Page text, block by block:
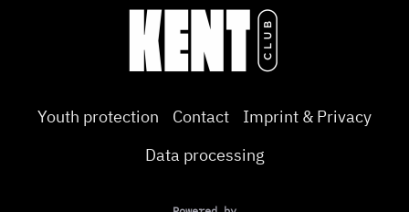
Youth protection Contact
Imprint & Privacy
Data processing